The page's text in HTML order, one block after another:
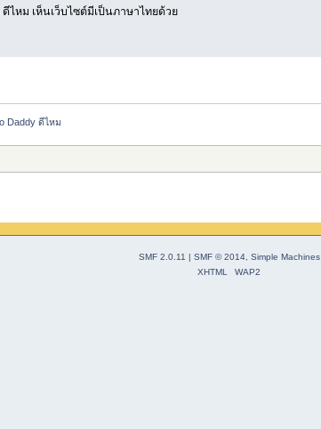
ไหม เห็นเว็บไซต์มีเป็นภาษาไทยด้วย
Daddy ดีไหม
SMF 2.0.11 | SMF © 2014, Simple Machines
XHTML
WAP2